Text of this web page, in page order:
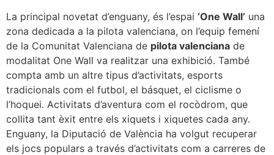
La principal novetat d’enguany, és l’espai ‘One Wall’ una
zona dedicada a la pilota valenciana, on l’equip femení
de la Comunitat Valenciana de pilota valenciana de
modalitat One Wall va realitzar una exhibició. També
compta amb un altre tipus d’activitats, esports
tradicionals com el futbol, el básquet, el ciclisme o
l’hoquei. Activitats d’aventura com el rocòdrom, que
collita tant èxit entre els xiquets i xiquetes cada any.
Enguany, la Diputació de València ha volgut recuperar
els jocs populars a través d’activitats com a carreres de